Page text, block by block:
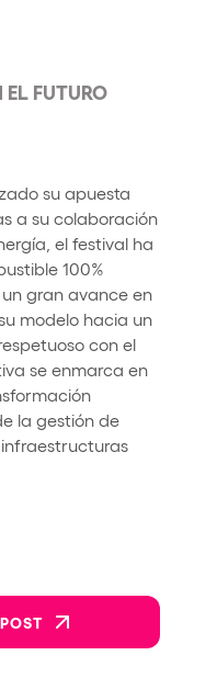
FUTURO
su apuesta
a su colaboración
el festival ha
100%
gran avance en
modelo hacia un
con el
se enmarca en
la gestión de